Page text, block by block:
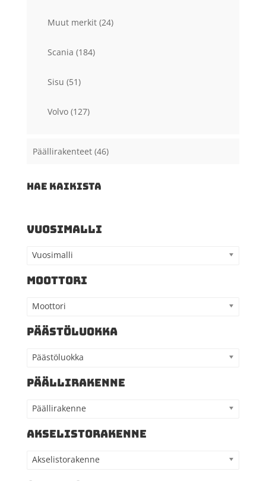
Muut merkit (24)
Scania (184)
Sisu (51)
Volvo (127)
Päällirakenteet (46)
HAE KAIKISTA
VUOSIMALLI
Vuosimalli
MOOTTORI
Moottori
PÄÄSTÖLUOKKA
Päästöluokka
PÄÄLLIRAKENNE
Päällirakenne
AKSELISTORAKENNE
Akselistorakenne